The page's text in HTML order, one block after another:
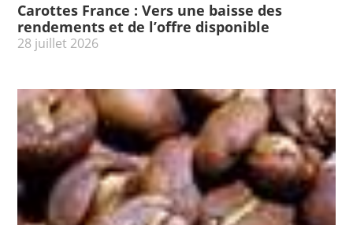
Carottes France : Vers une baisse des
rendements et de l’offre disponible
28 juillet 2026